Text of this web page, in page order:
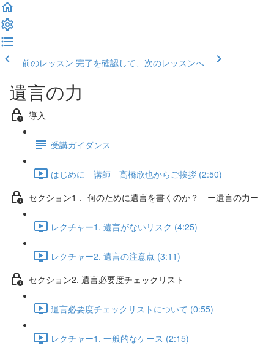
前のレッスン 完了を確認して、次のレッスンへ
遺言の力
導入
受講ガイダンス
はじめに 講師 髙橋欣也からご挨拶 (2:50)
セクション1． 何のために遺言を書くのか？ ー遺言の力ー
レクチャー1. 遺言がないリスク (4:25)
レクチャー2. 遺言の注意点 (3:11)
セクション2. 遺言必要度チェックリスト
遺言必要度チェックリストについて (0:55)
レクチャー1. 一般的なケース (2:15)